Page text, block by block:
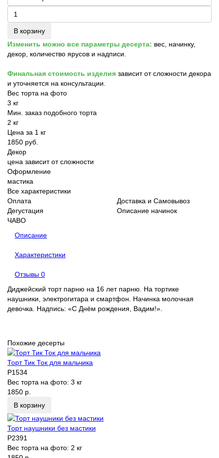
В корзину
Изменить можно все параметры десерта: вес, начинку,
декор, количество ярусов и надписи.
Финальная стоимость изделия зависит от сложности декора
и уточняется на консультации.
Вес торта на фото
3 кг
Мин. заказ подобного торта
2 кг
Цена за 1 кг
1850 руб.
Декор
цена зависит от сложности
Оформление
мастика
Все характеристики
Оплата
Доставка и Самовывоз
Дегустация
Описание начинок
ЧАВО
Описание
Характеристики
Отзывы 0
Диджейский торт парню на 16 лет парню. На тортике
наушники, электрогитара и смартфон. Начинка молочная
девочка. Надпись: «С Днём рождения, Вадим!».
Похожие десерты
Торт Тик Ток для мальчика
P1534
Вес торта на фото: 3 кг
1850 р.
В корзину
Торт наушники без мастики
P2391
Вес торта на фото: 2 кг